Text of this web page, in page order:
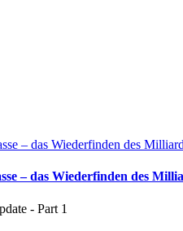
– das Wiederfinden des
- Part 1